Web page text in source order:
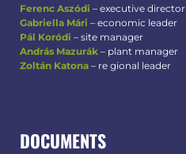
Ferenc Aszódi – executive director
Gabriella Mári – economic leader
Pál Koródi – site manager
András Mazurák – plant manager
Zoltán Katona – re gional leader
DOCUMENTS